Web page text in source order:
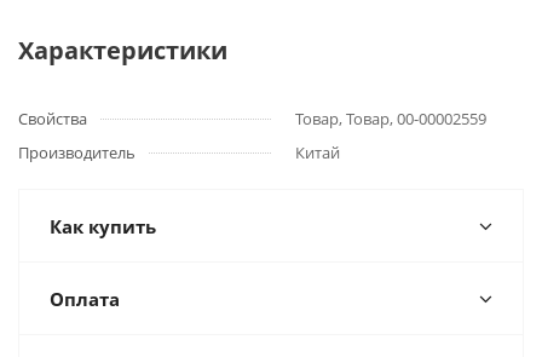
Характеристики
Свойства
Товар, Товар, 00-00002559
Производитель
Китай
Как купить
Оплата